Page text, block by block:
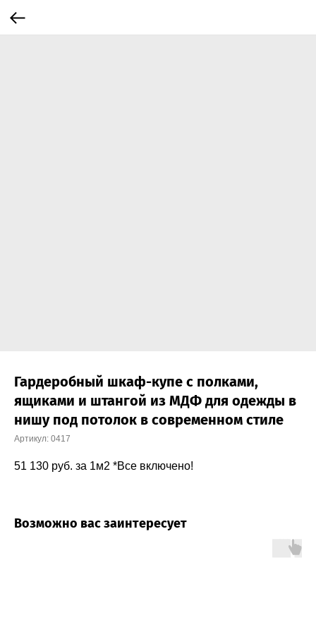
Гардеробный шкаф-купе с полками,
ящиками и штангой из МДФ для одежды в
нишу под потолок в современном стиле
Артикул: 0417
51 130 руб. за 1м2 *Все включено!
Возможно вас заинтересует